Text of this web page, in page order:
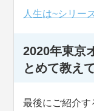
人生は~シリー
2020年東京
とめて教え
最後にご紹介す